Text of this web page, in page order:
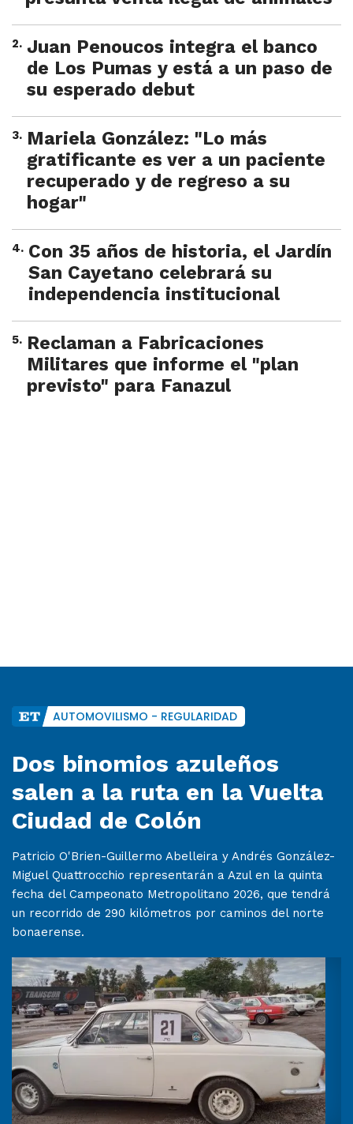
2. Juan Penoucos integra el banco
de Los Pumas y está a un paso de
su esperado debut
3. Mariela González: "Lo más
gratificante es ver a un paciente
recuperado y de regreso a su
hogar"
4. Con 35 años de historia, el Jardín
San Cayetano celebrará su
independencia institucional
5. Reclaman a Fabricaciones
Militares que informe el "plan
previsto" para Fanazul
AUTOMOVILISMO - REGULARIDAD
Dos binomios azuleños
salen a la ruta en la Vuelta
Ciudad de Colón
Patricio O'Brien-Guillermo Abelleira y Andrés González-
Miguel Quattrocchio representarán a Azul en la quinta
fecha del Campeonato Metropolitano 2026, que tendrá
un recorrido de 290 kilómetros por caminos del norte
bonaerense.